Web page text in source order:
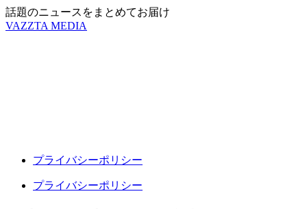
話題のニュースをまとめてお届け
VAZZTA MEDIA
プライバシーポリシー
プライバシーポリシー